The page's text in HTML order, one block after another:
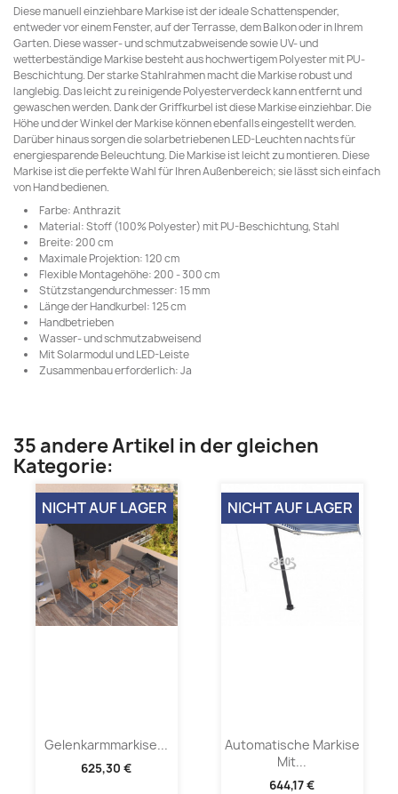
Diese manuell einziehbare Markise ist der ideale Schattenspender,
entweder vor einem Fenster, auf der Terrasse, dem Balkon oder in Ihrem
Garten. Diese wasser- und schmutzabweisende sowie UV- und
wetterbeständige Markise besteht aus hochwertigem Polyester mit PU-
Beschichtung. Der starke Stahlrahmen macht die Markise robust und
langlebig. Das leicht zu reinigende Polyesterverdeck kann entfernt und
gewaschen werden. Dank der Griffkurbel ist diese Markise einziehbar. Die
Höhe und der Winkel der Markise können ebenfalls eingestellt werden.
Darüber hinaus sorgen die solarbetriebenen LED-Leuchten nachts für
energiesparende Beleuchtung. Die Markise ist leicht zu montieren. Diese
Markise ist die perfekte Wahl für Ihren Außenbereich; sie lässt sich einfach
von Hand bedienen.
Farbe: Anthrazit
Material: Stoff (100% Polyester) mit PU-Beschichtung, Stahl
Breite: 200 cm
Maximale Projektion: 120 cm
Flexible Montagehöhe: 200 - 300 cm
Stützstangendurchmesser: 15 mm
Länge der Handkurbel: 125 cm
Handbetrieben
Wasser- und schmutzabweisend
Mit Solarmodul und LED-Leiste
Zusammenbau erforderlich: Ja
35 andere Artikel in der gleichen
Kategorie:
Gelenkarmmarkise...
625,30 €
NICHT AUF LAGER
Automatische Markise
Mit...
644,17 €
NICHT AUF LAGER